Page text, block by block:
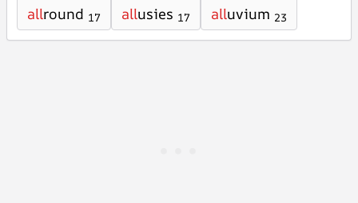
allround 17 allusies 17 alluvium 23